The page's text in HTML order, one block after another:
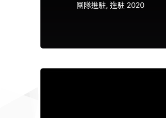
團隊進駐 進駐 2020